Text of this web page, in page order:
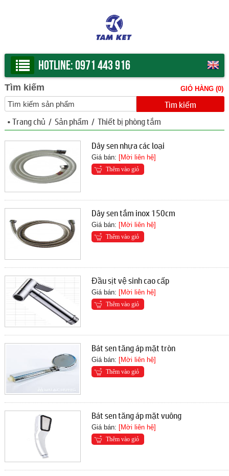
Hotline:0971 443 916
Tìm kiếm GIỎ HÀNG (0)
•Trang chủ / Sản phẩm / Thiết bị phòng tắm
Dây sen nhựa các loại
Giá bán: [Mời liên hệ]
Thêm vào giỏ
Dây sen tắm inox 150cm
Giá bán: [Mời liên hệ]
Thêm vào giỏ
Đầu sịt vệ sinh cao cấp
Giá bán: [Mời liên hệ]
Thêm vào giỏ
Bát sen tăng áp mặt tròn
Giá bán: [Mời liên hệ]
Thêm vào giỏ
Bát sen tăng áp mặt vuông
Giá bán: [Mời liên hệ]
Thêm vào giỏ